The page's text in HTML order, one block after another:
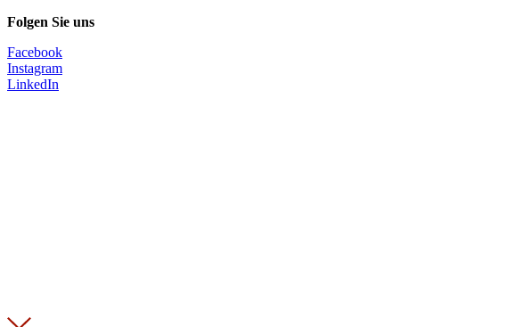
Folgen Sie uns
Facebook
Instagram
LinkedIn